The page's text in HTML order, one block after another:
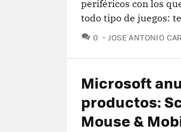
periféricos con los
todo tipo de juegos:
0 COMENTARIOS
JOSE ANTONIO
Microsoft
productos:
Mouse &